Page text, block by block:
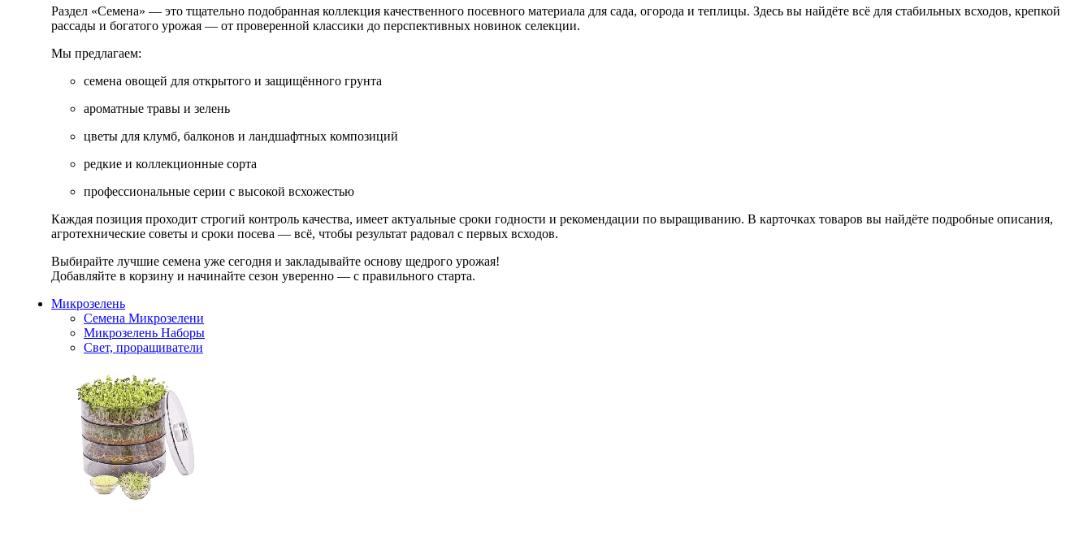
Раздел «Семена» — это тщательно подобранная коллекция качественного посевного материала для сада, огорода и теплицы. Здесь вы найдёте всё для стабильных всходов, крепкой
рассады и богатого урожая — от проверенной классики до перспективных новинок селекции.
Мы предлагаем:
семена овощей для открытого и защищённого грунта
ароматные травы и зелень
цветы для клумб, балконов и ландшафтных композиций
редкие и коллекционные сорта
профессиональные серии с высокой всхожестью
Каждая позиция проходит строгий контроль качества, имеет актуальные сроки годности и рекомендации по выращиванию. В карточках товаров вы найдёте подробные описания,
агротехнические советы и сроки посева — всё, чтобы результат радовал с первых всходов.
Выбирайте лучшие семена уже сегодня и закладывайте основу щедрого урожая!
Добавляйте в корзину и начинайте сезон уверенно — с правильного старта.
Микрозелень
Семена Микрозелени
Микрозелень Наборы
Свет, проращиватели